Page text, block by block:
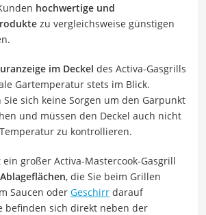
hochwertige und
zu vergleichsweise günstigen
im Deckel des Activa-Gasgrills
Gartemperatur stets im Blick.
Sie sich keine Sorgen um den Garpunkt
und müssen den Deckel auch nicht
zu kontrollieren.
großer Activa-Mastercook-Gasgrill
, die Sie beim Grillen
Saucen oder Geschirr darauf
befinden sich direkt neben der